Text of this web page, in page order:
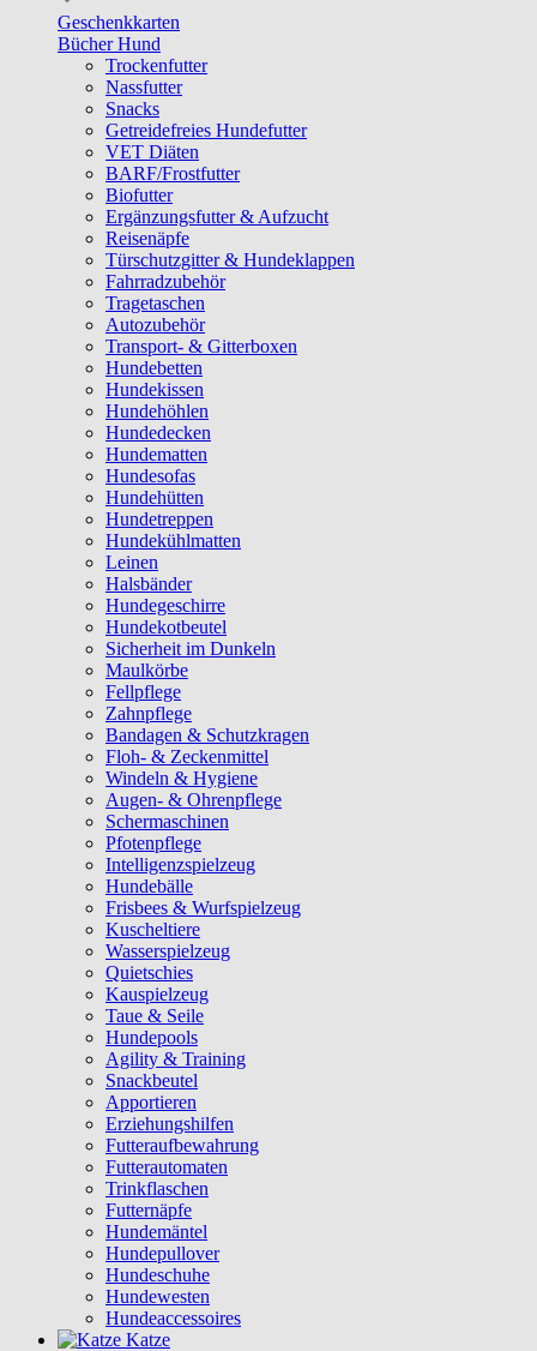
Geschenkkarten
Bücher Hund
Trockenfutter
Nassfutter
Snacks
Getreidefreies Hundefutter
VET Diäten
BARF/Frostfutter
Biofutter
Ergänzungsfutter & Aufzucht
Reisenäpfe
Türschutzgitter & Hundeklappen
Fahrradzubehör
Tragetaschen
Autozubehör
Transport- & Gitterboxen
Hundebetten
Hundekissen
Hundehöhlen
Hundedecken
Hundematten
Hundesofas
Hundehütten
Hundetreppen
Hundekühlmatten
Leinen
Halsbänder
Hundegeschirre
Hundekotbeutel
Sicherheit im Dunkeln
Maulkörbe
Fellpflege
Zahnpflege
Bandagen & Schutzkragen
Floh- & Zeckenmittel
Windeln & Hygiene
Augen- & Ohrenpflege
Schermaschinen
Pfotenpflege
Intelligenzspielzeug
Hundebälle
Frisbees & Wurfspielzeug
Kuscheltiere
Wasserspielzeug
Quietschies
Kauspielzeug
Taue & Seile
Hundepools
Agility & Training
Snackbeutel
Apportieren
Erziehungshilfen
Futteraufbewahrung
Futterautomaten
Trinkflaschen
Futternäpfe
Hundemäntel
Hundepullover
Hundeschuhe
Hundewesten
Hundeaccessoires
Katze